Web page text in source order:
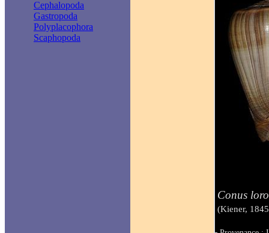
Cephalopoda
Gastropoda
Polyplacophora
Scaphopoda
Conus
(Kiener,